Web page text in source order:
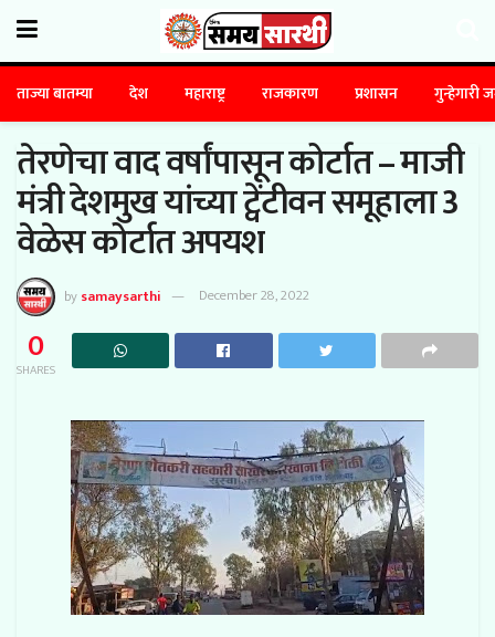
ताज्या बातम्या देश महाराष्ट्र राजकारण प्रशासन गुन्हेगारी
तेरणेचा वाद वर्षांपासून कोर्टात – माजी
मंत्री देशमुख यांच्या ट्वेंटीवन समूहाला 3
वेळेस कोर्टात अपयश
bysamaysarthi December 28, 2022
0
SHARES